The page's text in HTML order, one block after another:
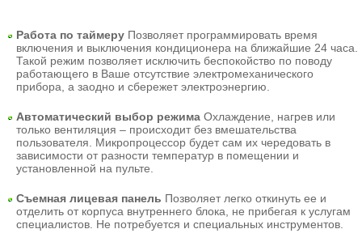
Работа по таймеру Позволяет программировать время
включения и выключения кондиционера на ближайшие 24 часа.
Такой режим позволяет исключить беспокойство по поводу
работающего в Ваше отсутствие электромеханического
прибора, а заодно и сбережет электроэнергию.
Автоматический выбор режима Охлаждение, нагрев или
только вентиляция – происходит без вмешательства
пользователя. Микропроцессор будет сам их чередовать в
зависимости от разности температур в помещении и
установленной на пульте.
Съемная лицевая панель Позволяет легко откинуть ее и
отделить от корпуса внутреннего блока, не прибегая к услугам
специалистов. Не потребуется и специальных инструментов.